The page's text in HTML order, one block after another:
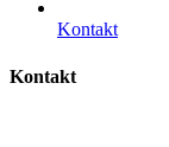
Kontakt
Kontakt